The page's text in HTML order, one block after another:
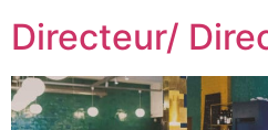
Directeur/